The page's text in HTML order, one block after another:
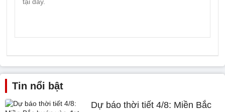
Tin nổi bật
Dự báo thời tiết 4/8: Miền Bắc